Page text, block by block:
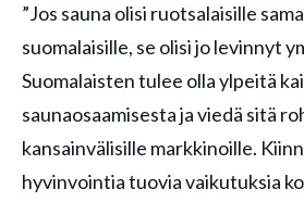
”Jos sauna olisi ruotsalaisille
suomalaisille, se olisi jo levinnyt
Suomalaisten tulee olla ylpeitä
saunaosaamisesta ja viedä sitä
kansainvälisille markkinoille.
hyvinvointia tuovia vaikutuksia